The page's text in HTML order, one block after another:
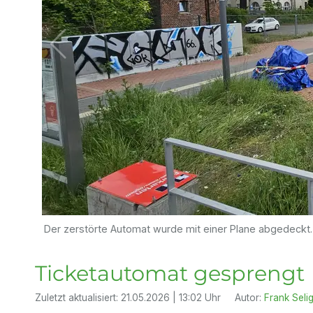
Der zerstörte Automat wurde mit einer Plane abgedeckt.
Ticketautomat gesprengt
Zuletzt aktualisiert: 21.05.2026 | 13:02 Uhr Autor: Frank Selig